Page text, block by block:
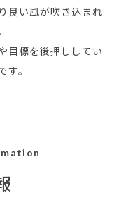
良い風が吹き込まれ
目標を後押ししてい
。